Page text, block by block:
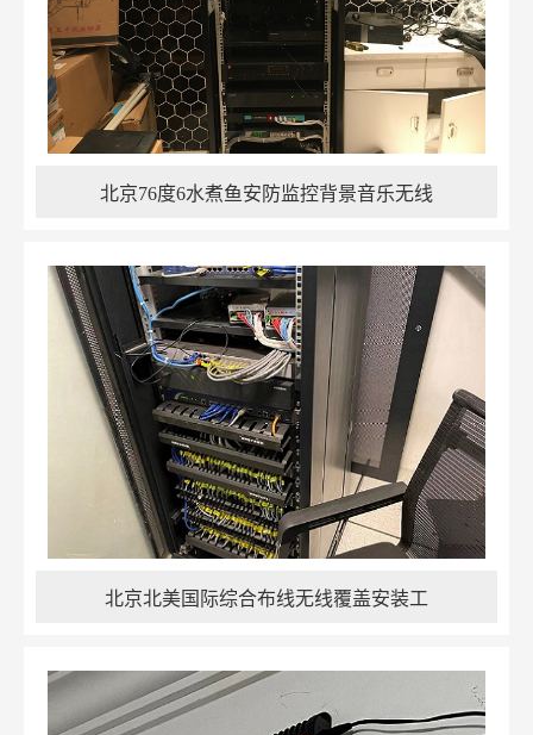
北京76度6水煮鱼安防监控背景音乐无线
北京北美国际综合布线无线覆盖安装工